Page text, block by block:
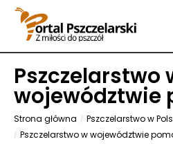
Pszczelarstwo
województwie
Strona główna
Pszczelarstwo w
Pszczelarstwo w województwie